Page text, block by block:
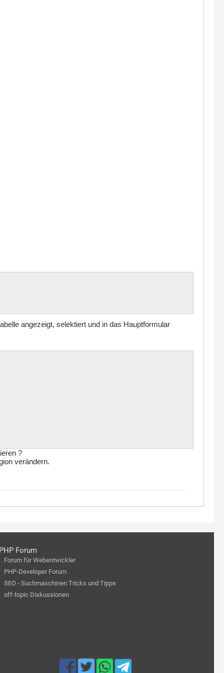
angezeigt, selektiert und in das Hauptformular
?
verändern.
Forum
Forum für Webentwickler
PHP-Developer Forum
SEO - Suchmaschinen Tricks und Tipps
off-topic Diskussionen